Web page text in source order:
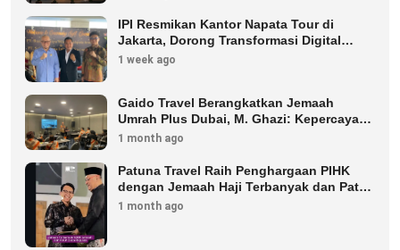
IPI Resmikan Kantor Napata Tour di
Jakarta, Dorong Transformasi Digital
Pariwisata
1 week ago
Gaido Travel Berangkatkan Jemaah
Umrah Plus Dubai, M. Ghazi: Kepercayaan
Jemaah Terus Meningkat
1 month ago
Patuna Travel Raih Penghargaan PIHK
dengan Jemaah Haji Terbanyak dan Patuh
Regulasi
1 month ago